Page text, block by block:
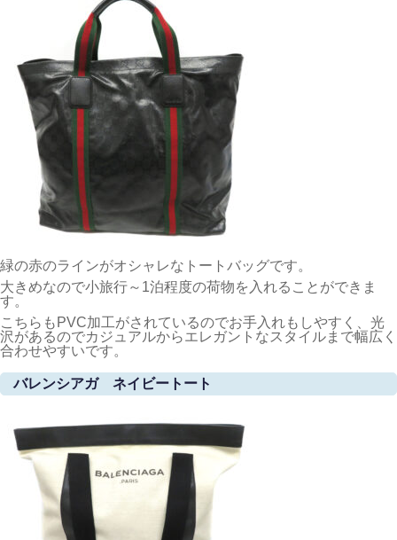
緑の赤のラインがオシャレなトートバッグです。
大きめなので小旅行～1泊程度の荷物を入れることができま
す。
こちらもPVC加工がされているのでお手入れもしやすく、光
沢があるのでカジュアルからエレガントなスタイルまで幅広く
合わせやすいです。
バレンシアガ ネイビートート